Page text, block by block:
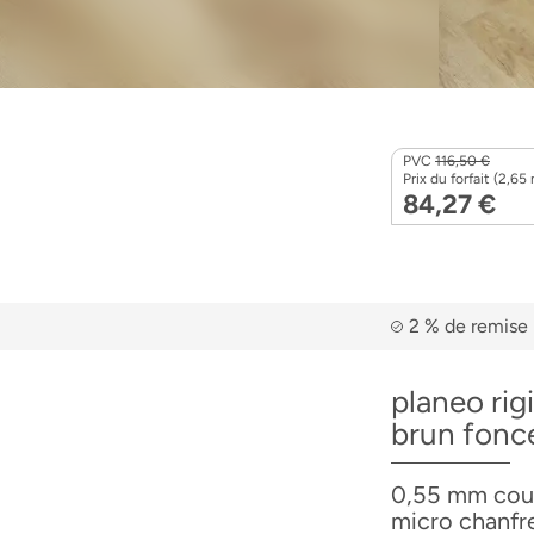
PVC 116,50 €
Prix du forfait (2,65
84,27 €
2 % de
planeo
brun
0,55 mm
micro